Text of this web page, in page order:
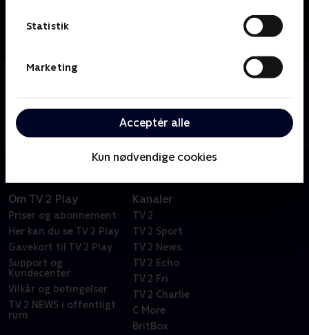
Statistik
Marketing
Acceptér alle
Kun nødvendige cookies
hævntørstige ordenshåndhævere og sultne
dæmoner under deres flugt til Mexico.
Om TV 2 Play
Priser og abonnement
Her kan du se TV 2 Play
Gavekort til TV 2 Play
Support og
Kundecenter
Vilkår og betingelser
TV 2 NEWS i offentligt
rum
Kanaler
TV 2
TV 2 Sport
TV 2 News
TV 2 Echo
TV 2 Fri
TV 2 Charlie
C More
BritBox